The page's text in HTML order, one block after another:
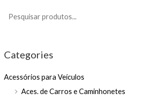
Categories
Acessórios para Veículos
Aces. de Carros e Caminhonetes